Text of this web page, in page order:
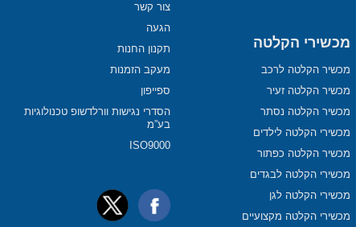
מכשירי הקלטה
מכשיר הקלטה לרכב
מכשיר הקלטה זעיר
מכשיר הקלטה נסתר
מכשירי הקלטה לילדים
מכשיר הקלטה כפתור
מכשירי הקלטה לבגדים
מכשירי הקלטה לגן
מכשירי הקלטה מקצועיים
צור קשר
הגעה
תקנון החנות
מעקב הזמנות
ספייפון
הסדרי נגישות וורלדשופ טכנולוגיות
בע”מ
ISO9000